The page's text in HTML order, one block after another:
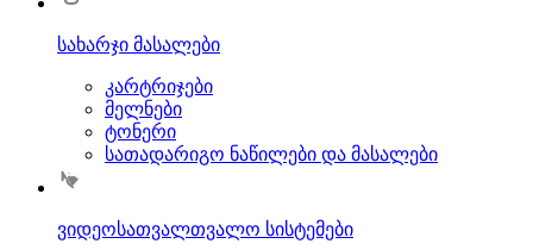
სახარჯი მასალები
კარტრიჯები
მელნები
ტონერი
სათადარიგო ნაწილები და მასალები
ვიდეოსათვალთვალო სისტემები